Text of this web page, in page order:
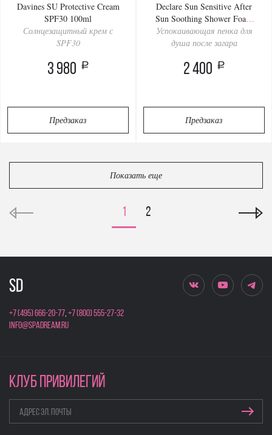
Davines SU Protective Cream
SPF30 100ml
Солнцезащитный крем с
SPF30
3 980 a
Предзаказ
Declare Sun Sensitive After
Sun Soothing Shower Foam
150ml
Успокаивающая пенка для
душа после загара
2 400 a
Предзаказ
Показать еще
1 2
+7 (495) 666-20-77,+7 (800) 555-27-32
info@spadream.ru
КЛУБ ПРИВИЛЕГИЙ